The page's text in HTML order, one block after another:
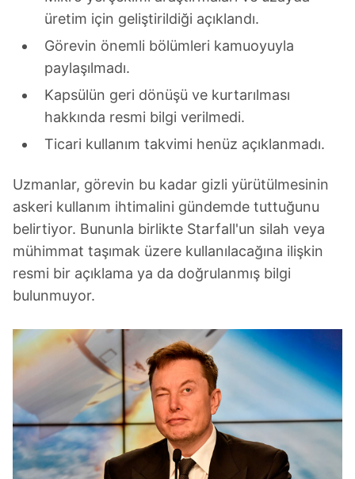
üretim için geliştirildiği açıklandı.
Görevin önemli bölümleri kamuoyuyla
paylaşılmadı.
Kapsülün geri dönüşü ve kurtarılması
hakkında resmi bilgi verilmedi.
Ticari kullanım takvimi henüz açıklanmadı.
Uzmanlar, görevin bu kadar gizli yürütülmesinin
askeri kullanım ihtimalini gündemde tuttuğunu
belirtiyor. Bununla birlikte Starfall'un silah veya
mühimmat taşımak üzere kullanılacağına ilişkin
resmi bir açıklama ya da doğrulanmış bilgi
bulunmuyor.